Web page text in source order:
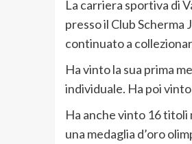
La carriera sportiva di
presso il Club Scherma
continuato a
Ha vinto la sua prima
individuale. Ha poi
Ha anche vinto 16 titoli
una medaglia d’oro